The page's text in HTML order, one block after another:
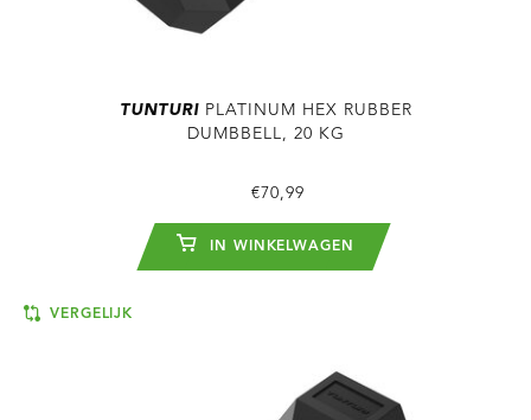
TUNTURIPLATINUM HEX RUBBER
DUMBBELL, 20 KG
€70,99
IN WINKELWAGEN
VERGELIJK